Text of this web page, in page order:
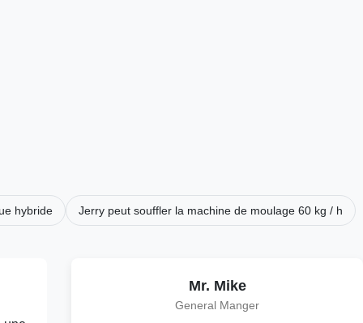
hybride Jerry peut souffler la machine de moulage 60 kg / h
Mr. Mike
General Manger